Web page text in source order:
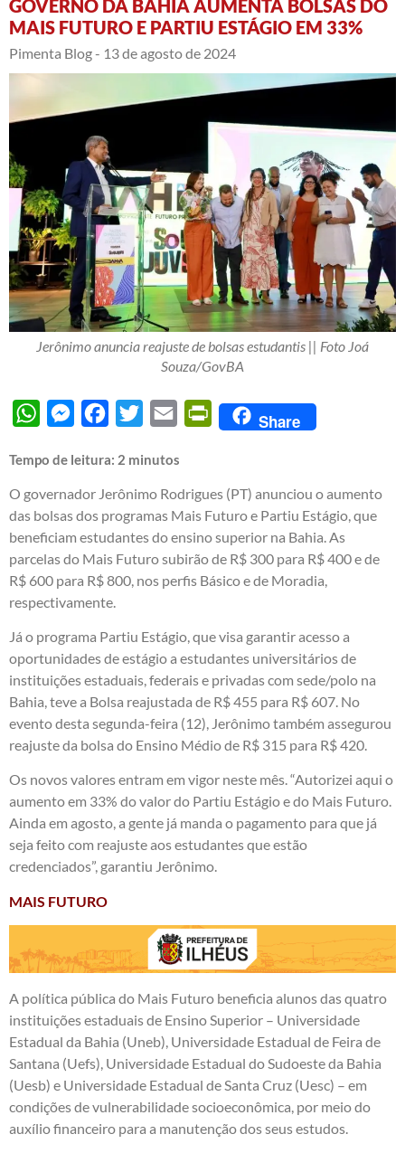
GOVERNO DA BAHIA AUMENTA BOLSAS DO
MAIS FUTURO E PARTIU ESTÁGIO EM 33%
Pimenta Blog - 13 de agosto de 2024
Jerônimo anuncia reajuste de bolsas estudantis || Foto Joá
Souza/GovBA
WhatsAppMessengerFacebook
Twitter Email PrintFriendly
Share
Tempo de leitura: 2 minutos
O governador Jerônimo Rodrigues (PT) anunciou o aumento
das bolsas dos programas Mais Futuro e Partiu Estágio, que
beneficiam estudantes do ensino superior na Bahia. As
parcelas do Mais Futuro subirão de R$ 300 para R$ 400 e de
R$ 600 para R$ 800, nos perfis Básico e de Moradia,
respectivamente.
Já o programa Partiu Estágio, que visa garantir acesso a
oportunidades de estágio a estudantes universitários de
instituições estaduais, federais e privadas com sede/polo na
Bahia, teve a Bolsa reajustada de R$ 455 para R$ 607. No
evento desta segunda-feira (12), Jerônimo também assegurou
reajuste da bolsa do Ensino Médio de R$ 315 para R$ 420.
Os novos valores entram em vigor neste mês. “Autorizei aqui o
aumento em 33% do valor do Partiu Estágio e do Mais Futuro.
Ainda em agosto, a gente já manda o pagamento para que já
seja feito com reajuste aos estudantes que estão
credenciados”, garantiu Jerônimo.
MAIS FUTURO
A política pública do Mais Futuro beneficia alunos das quatro
instituições estaduais de Ensino Superior – Universidade
Estadual da Bahia (Uneb), Universidade Estadual de Feira de
Santana (Uefs), Universidade Estadual do Sudoeste da Bahia
(Uesb) e Universidade Estadual de Santa Cruz (Uesc) – em
condições de vulnerabilidade socioeconômica, por meio do
auxílio financeiro para a manutenção dos seus estudos.